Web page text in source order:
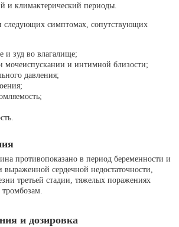
и климактерический периоды.
следующих симптомах, сопутствующих
и зуд во влагалище;
мочеиспускании и интимной близости;
давления;
противопоказано в период беременности и
сердечной недостаточности,
третьей стадии, тяжелых поражениях
и дозировка